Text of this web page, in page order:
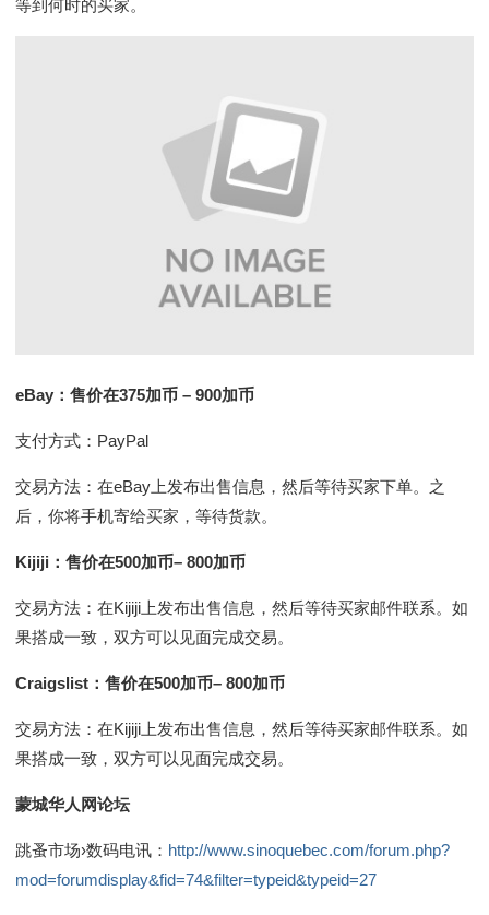
等到何时的买家。
eBay：售价在375加币 – 900加币
支付方式：PayPal
交易方法：在eBay上发布出售信息，然后等待买家下单。之
后，你将手机寄给买家，等待货款。
Kijiji：售价在500加币– 800加币
交易方法：在Kijiji上发布出售信息，然后等待买家邮件联系。如
果搭成一致，双方可以见面完成交易。
Craigslist：售价在500加币– 800加币
交易方法：在Kijiji上发布出售信息，然后等待买家邮件联系。如
果搭成一致，双方可以见面完成交易。
蒙城华人网论坛
跳蚤市场›数码电讯： http://www.sinoquebec.com/forum.php?
mod=forumdisplay&fid=74&filter=typeid&typeid=27